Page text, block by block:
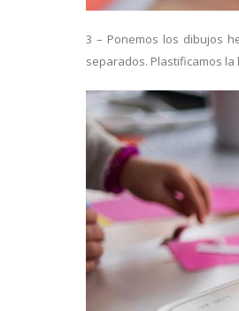
3 – Ponemos los dibujos
separados. Plastificamos